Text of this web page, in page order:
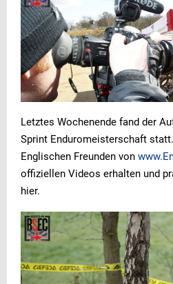
Letztes Wochenende fand der
Sprint Enduromeisterschaft
Englischen Freunden von
offiziellen Videos erhalten und
hier.